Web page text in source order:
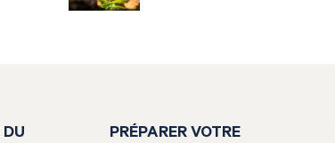
PRÉPARER VOTRE